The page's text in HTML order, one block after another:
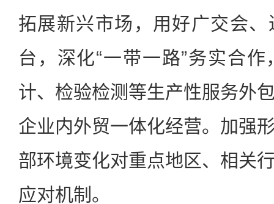
拓展新兴市场，用好广交会
台，深化“一带一路”务实合
计、检验检测等生产性服务外
企业内外贸一体化经营。加强
部环境变化对重点地区、相关
应对机制。